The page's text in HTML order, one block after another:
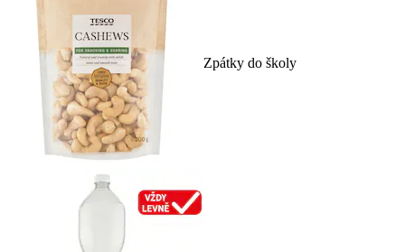
Zpátky do školy